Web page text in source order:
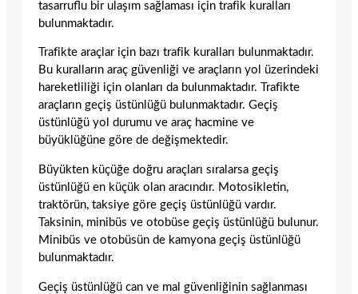
tasarruflu bir ulaşım sağlaması için trafik kuralları
bulunmaktadır.
Trafikte araçlar için bazı trafik kuralları bulunmaktadır.
Bu kuralların araç güvenliği ve araçların yol üzerindeki
hareketliliği için olanları da bulunmaktadır. Trafikte
araçların geçiş üstünlüğü bulunmaktadır. Geçiş
üstünlüğü yol durumu ve araç hacmine ve
büyüklüğüne göre de değişmektedir.
Büyükten küçüğe doğru araçları sıralarsa geçiş
üstünlüğü en küçük olan aracındır. Motosikletin,
traktörün, taksiye göre geçiş üstünlüğü vardır.
Taksinin, minibüs ve otobüse geçiş üstünlüğü bulunur.
Minibüs ve otobüsün de kamyona geçiş üstünlüğü
bulunmaktadır.
Geçiş üstünlüğü can ve mal güvenliğinin sağlanması